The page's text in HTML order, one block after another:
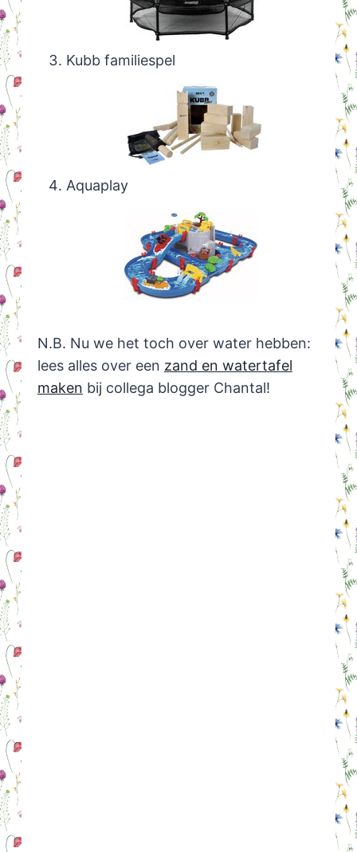
Kubb familiespel
Aquaplay
N.B. Nu we het toch over water hebben:
lees alles over een zand en watertafel
maken bij collega blogger Chantal!